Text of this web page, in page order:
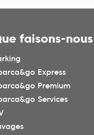
faisons-nous
Express
Premium
Services